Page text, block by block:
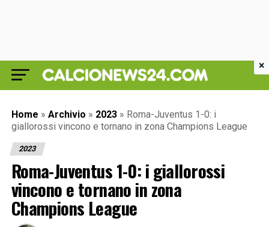
Home » Archivio » 2023 » Roma-Juventus 1-0: i
giallorossi vincono e tornano in zona Champions League
2023
Roma-Juventus 1-0: i giallorossi
vincono e tornano in zona
Champions League
×